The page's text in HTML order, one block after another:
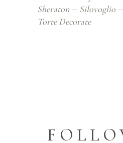
Sheraton
Silovoglio
Torte Decorate